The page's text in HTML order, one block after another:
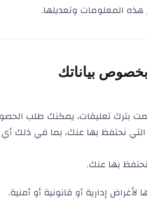
المعلومات وتعديلها.
بياناتك
بترك تعليقات، يمكنك طلب
نحتفظ بها عنك، بما في ذلك أي
بها عنك.
إدارية أو قانونية أو أمنية.